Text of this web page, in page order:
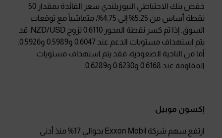
خفض بنك الاحتياطي النيوزيلندي سعر الفائدة بمقدار 50
نقطة أساس من 5.25% إلى 4.75%، متماشياً مع توقعات
السوق. إذا تم كسر نقطة المحور 0.6110 لزوج NZD/USD، قد
أما من الناحية الصعودية، فقد يتم استهداف مستويات
المقاومة عند 0.6168 و0.6230 و0.6289.
إكسون موبيل
ارتفع سهم شركة Exxon Mobil بحوالي 17% منذ أدنى